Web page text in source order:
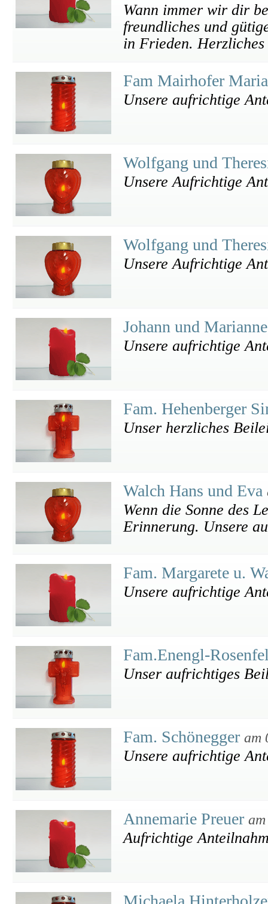
Wann immer wir dir
freundliches und
in Frieden.
Fam Mairhofer
Unsere aufrichtige
Wolfgang und
Unsere Aufrichtige
Wolfgang und
Unsere Aufrichtige
Johann und
Unsere aufrichtige
Fam. Hehenberger
Unser herzliches
Walch Hans und Eva
Wenn die Sonne des
Erinnerung. Unsere
Fam. Margarete u.
Unsere aufrichtige
Fam.Enengl-
Unser aufrichtiges
Fam. Schönegger am
Unsere aufrichtige
Annemarie Preuer
Aufrichtige